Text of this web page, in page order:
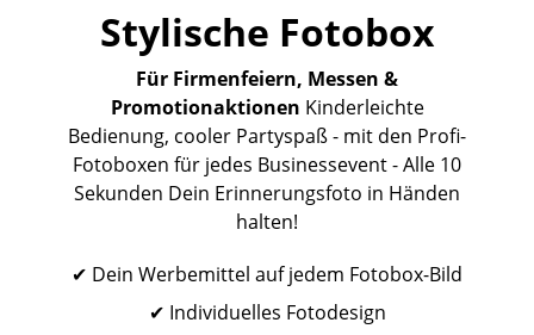
Stylische Fotobox
Für Firmenfeiern, Messen &
Promotionaktionen Kinderleichte
Bedienung, cooler Partyspaß - mit den Profi-
Fotoboxen für jedes Businessevent - Alle 10
Sekunden Dein Erinnerungsfoto in Händen
halten!
✔ Dein Werbemittel auf jedem Fotobox-Bild
✔ Individuelles Fotodesign